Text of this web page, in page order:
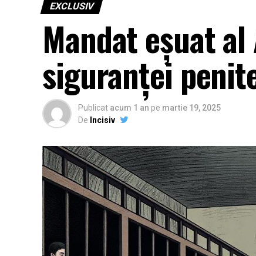
EXCLUSIV
Mandat eșuat
siguranței
Publicat acum 1 an pe martie 19, 2025
De Incisiv